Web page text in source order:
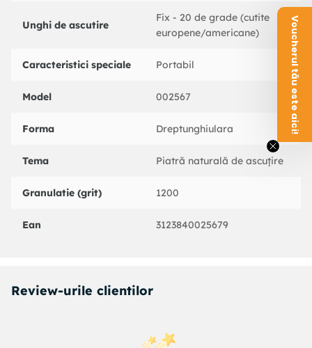
Unghi de ascutire
Fix - 20 de grade (cutite
europene/americane)
Caracteristici speciale Portabil
Model 002567
Forma Dreptunghiulara
Tema Piatră naturală de ascuțire
Granulatie (grit) 1200
Ean 3123840025679
Review-urile clientilor
Voucherul tău este aici!